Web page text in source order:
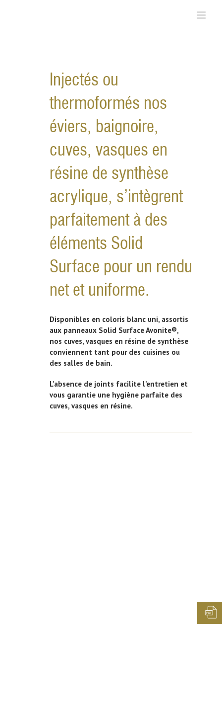
Injectés ou
thermoformés nos
éviers, baignoire,
cuves, vasques en
résine de synthèse
acrylique, s’intègrent
parfaitement à des
éléments Solid
Surface pour un rendu
net et uniforme.
Disponibles en coloris blanc uni, assortis
aux panneaux Solid Surface Avonite®,
nos cuves, vasques en résine de synthèse
conviennent tant pour des cuisines ou
des salles de bain.
L’absence de joints facilite l’entretien et
vous garantie une hygiène parfaite des
cuves, vasques en résine.